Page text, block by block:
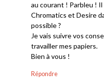
au courant ! Parbleu !
Chromatics et Desire
possible ?
Je vais suivre vos
travailler mes papiers.
Bien à vous !
Répondre